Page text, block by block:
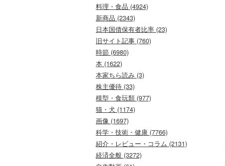
料理・食品 (4924)
新商品 (2343)
日本国債保有者比率 (23)
旧サイト記事 (760)
時節 (6980)
本 (1622)
本家ちら読み (3)
株主優待 (33)
模型・食玩類 (977)
猫・犬 (1174)
画像 (1697)
科学・技術・健康 (7766)
紹介・レビュー・コラム (2131)
経済全般 (3272)